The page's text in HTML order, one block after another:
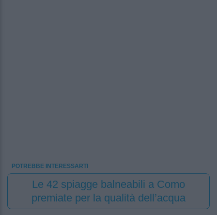
POTREBBE INTERESSARTI
Le 42 spiagge balneabili a Como
premiate per la qualità dell’acqua